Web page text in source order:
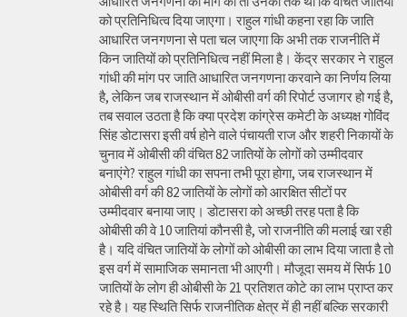
को प्रतिनिधित्व दिया जाएगा। राहुल गांधी कहना रहा कि जाति
आधारित जनगणना से पता चल जाएगा कि अभी तक राजनीति में
किन जातियों को प्रतिनिधित्व नहीं मिला है। केंद्र सरकार ने राहुल
गांधी की मांग पर जाति आधारित जनगणना करवाने का निर्णय लिया
है, लेकिन जब राजस्थान में ओबीसी वर्ग की रिपोर्ट उजागर हो गई है,
तब सवाल उठता है कि क्या प्रदेश कांग्रेस कमेटी के अध्यक्ष गोविंद
सिंह डोटासरा इसी वर्ष होने वाले पंचायती राज और शहरी निकायों के
चुनाव में ओबीसी की वंचित 82 जातियों के लोगों को उम्मीदवार
बनाएंगे? राहुल गांधी का सपना तभी पूरा होगा, जब राजस्थान में
ओबीसी वर्ग की 82 जातियों के लोगों को आरक्षित सीटों पर
उम्मीदवार बनाया जाए। डोटासरा को अच्छी तरह पता है कि
ओबीसी की वे 10 जातियां कौनसी है, जो राजनीति की मलाई खा रही
है। यदि वंचित जातियों के लोगों को ओबीसी का लाभ दिया जाता है तो
इस वर्ग में सामाजिक समानता भी आएगी। मौजूदा समय में सिर्फ 10
जातियों के लोग ही ओबीसी के 21 प्रतिशत कोटे का लाभ प्राप्त कर
रहे है। यह स्थिति सिर्फ राजनीतिक क्षेत्र में ही नहीं बल्कि सरकारी